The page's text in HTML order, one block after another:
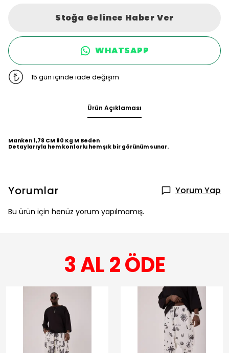
Stoğa Gelince Haber Ver
WHATSAPP
15 gün içinde iade değişim
Ürün Açıklaması
Manken 1,78 CM 80 Kg M Beden
Detaylarıyla hem konforlu hem şık bir görünüm sunar.
Yorumlar Yorum Yap
Bu ürün için henüz yorum yapılmamış.
3 AL 2 ÖDE